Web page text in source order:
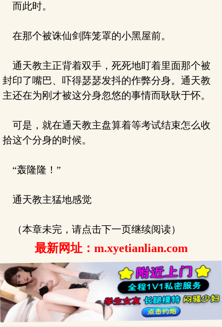
而此时。
在那个被诛仙剑阵笼罩的小黑屋前。
通天教主正背着双手，死死地盯着里面那个被
封印了嘴巴、吓得瑟瑟发抖的作弊分身。通天教
主还在为刚才被这分身忽悠的事情而耿耿于怀。
可是，就在通天教主盘算着等考试结束怎么收
拾这个分身的时候。
“轰隆隆！”
通天教主猛地感觉
（本章未完，请点击下一页继续阅读）
最新网址：m.xyetianlian.com